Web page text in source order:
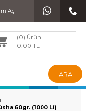
Aç
(0) Ürün
0,00 TL
ARA
60gr. (1000 Li)